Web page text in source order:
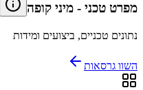
מפרט טכני - מיני קופה
נתונים טכניים, ביצועים ומידות
השוו גרסאות